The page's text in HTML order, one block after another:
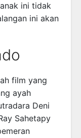
ini tidak
ini akan
film yang
ayah
Deni
Sahetapy